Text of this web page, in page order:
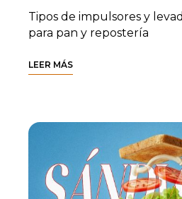
Tipos de impulsores y
para pan y repostería
LEER MÁS